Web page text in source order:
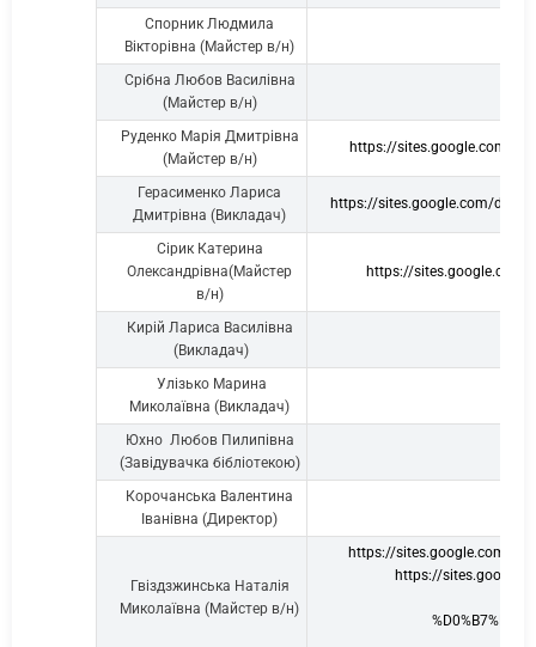
Спорник Людмила
Вікторівна (Майстер в/н)
Срібна Любов Василівна
(Майстер в/н)
Руденко Марія Дмитрівна
(Майстер в/н)
https://sites.google.com/
Герасименко Лариса
Дмитрівна (Викладач)
https://sites.google.com/d/
Сірик Катерина
Олександрівна(Майстер
в/н)
https://sites.google.com/
Кирій Лариса Василівна
(Викладач)
Улізько Марина
Миколаївна (Викладач)
Юхно Любов Пилипівна
(Завідувачка бібліотекою)
Корочанська Валентина
Іванівна (Директор)
Гвіздзжинська Наталія
Миколаївна (Майстер в/н)
https://sites.google.com/d/
https://